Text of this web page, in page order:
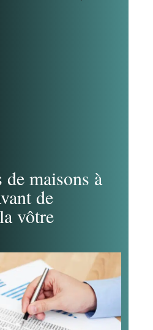
de maisons à
de
vôtre